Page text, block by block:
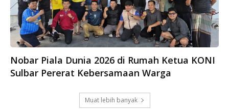
Nobar Piala Dunia 2026 di Rumah Ketua KONI
Sulbar Pererat Kebersamaan Warga
Muat lebih banyak